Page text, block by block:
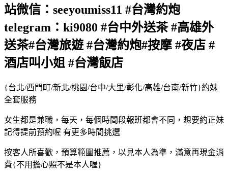
站微信：seeyoumiss11 #台灣約炮
telegram：ki9080 #台中外送茶 #高雄外
送茶#台灣旅遊 #台灣約炮#按摩 #夜店 #
酒店叫小姐 #台灣飯店
{台北/西門町/新北/桃園/台中/大里/彰化/高雄/台南/新竹}約妹
全套服務
女生都是兼職，每天，每個時間段報班都會不同，想要約正妹
記得提前預約喔 有更多時間挑選
按客人所喜歡，預算範圍推薦，以見本人為準，滿意再現金消
費{不用擔心照不是本人喔}